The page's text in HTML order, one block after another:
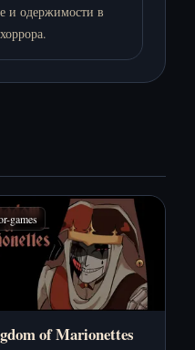
и одержимости в
games
of Marionettes